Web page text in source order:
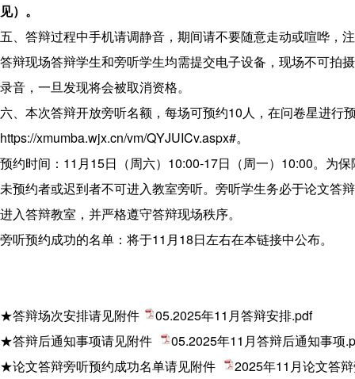
们
见）。
五、答辩过程中手机请调静音，期间请不要随意走动或喧哗，
答辩现场答辩学生和旁听学生均需提交电子设备，现场不可拍
录音，一旦发现将会被取消资格。
六、本次答辩开放旁听名额，每场可预约10人，在问卷星进行
https://xmumba.wjx.cn/vm/QYJUICv.aspx#。
预约时间：11月15日（周六）10:00-17日（周一）10:00。为
未预约者或迟到者不可进入教室旁听。旁听学生务必于论文答
进入答辩教室，并严格遵守答辩现场秩序。
旁听预约成功的名单：将于11月18日左右在本链接中公布。
★答辩场次安排请见附件
05.2025年11月答辩安排.pdf
★答辩后通知事项请见附件
05.2025年11月答辩后通知事项
★论文答辩旁听预约成功名单请见附件
2025年11月论文答